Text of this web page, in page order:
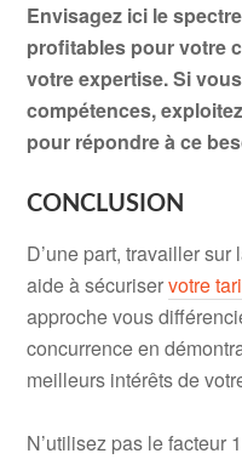
Envisagez ici le
profitables pour votre
votre expertise. Si
compétences,
pour répondre à ce
CONCLUSION
D’une part, travailler
aide à sécuriservotre
approche vous
concurrence en
meilleurs intérêts de
N’utilisez pas le facteur